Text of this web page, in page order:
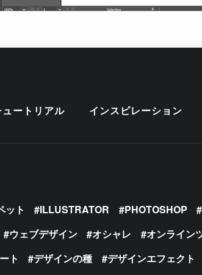
ートリアル インスピレーション
ット ILLUSTRATOR PHOTOSHOP
ウェブデザイン オシャレ オンライン
ト デザインの種 デザインエフェクト